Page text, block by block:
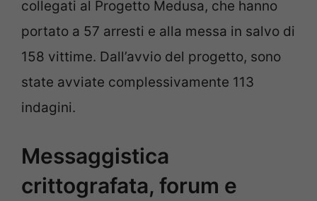
collegati al Progetto Medusa, che hanno
portato a 57 arresti e alla messa in salvo di
158 vittime. Dall’avvio del progetto, sono
state avviate complessivamente 113
indagini.
Messaggistica
crittografata, forum e